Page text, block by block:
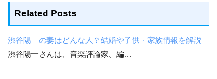
Related Posts
渋谷陽一の妻はどんな人？結婚や子供・家族情報を解説
渋谷陽一さんは、音楽評論家、編…